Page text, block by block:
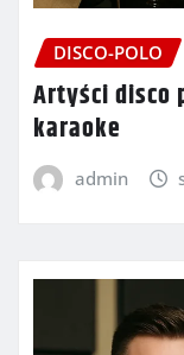
DISCO-POLO
Artyści disco
karaoke
admin